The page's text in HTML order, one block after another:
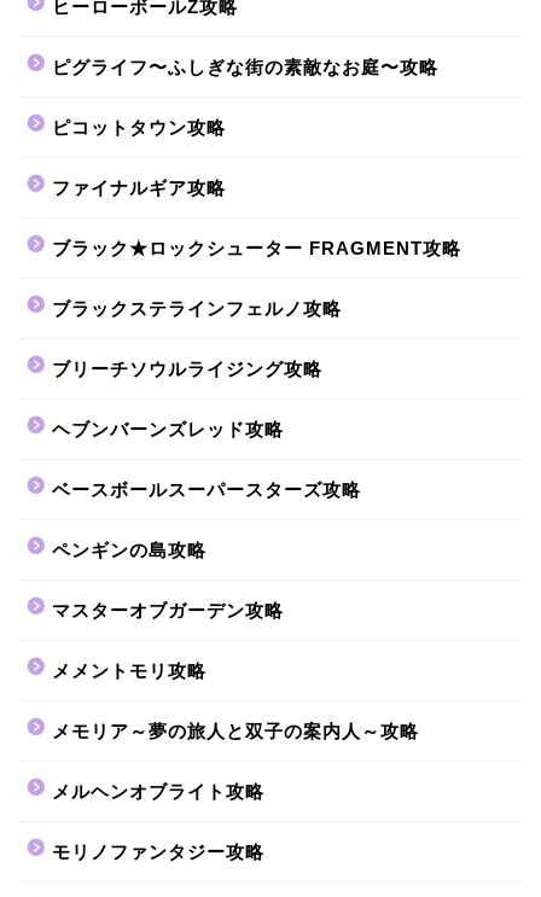
ヒーローボールZ攻略
ピグライフ〜ふしぎな街の素敵なお庭〜攻略
ピコットタウン攻略
ファイナルギア攻略
ブラック★ロックシューター FRAGMENT攻略
ブラックステラインフェルノ攻略
ブリーチソウルライジング攻略
ヘブンバーンズレッド攻略
ベースボールスーパースターズ攻略
ペンギンの島攻略
マスターオブガーデン攻略
メメントモリ攻略
メモリア～夢の旅人と双子の案内人～攻略
メルヘンオブライト攻略
モリノファンタジー攻略